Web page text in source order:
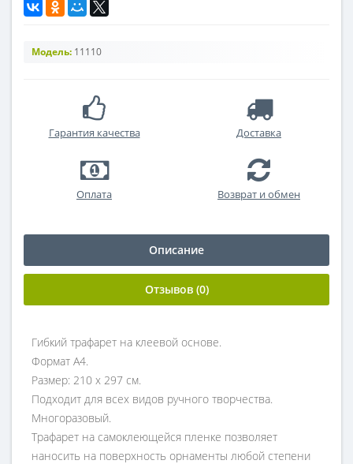
Модель: 11110
Гарантия качества Доставка
Оплата Возврат и обмен
Описание
Отзывов (0)
Гибкий трафарет на клеевой основе.
Формат А4.
Размер: 210 х 297 см.
Подходит для всех видов ручного творчества.
Многоразовый.
Трафарет на самоклеющейся пленке позволяет
наносить на поверхность орнаменты любой степени